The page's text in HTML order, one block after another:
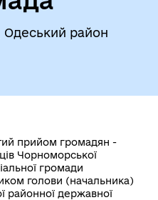
Одеський район
прийом громадян -
Чорноморської
громади
голови (начальника)
районної державної